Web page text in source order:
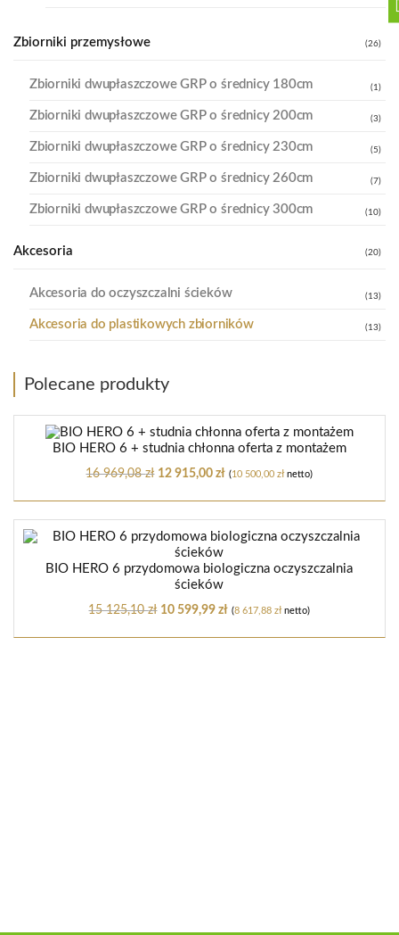
Zbiorniki przemysłowe (26)
Zbiorniki dwupłaszczowe GRP o średnicy 180cm (1)
Zbiorniki dwupłaszczowe GRP o średnicy 200cm (3)
Zbiorniki dwupłaszczowe GRP o średnicy 230cm (5)
Zbiorniki dwupłaszczowe GRP o średnicy 260cm (7)
Zbiorniki dwupłaszczowe GRP o średnicy 300cm (10)
Akcesoria (20)
Akcesoria do oczyszczalni ścieków (13)
Akcesoria do plastikowych zbiorników (13)
Polecane produkty
BIO HERO 6 + studnia chłonna oferta z montażem
16 969,08zł 12 915,00zł (10 500,00złnetto)
BIO HERO 6 przydomowa biologiczna oczyszczalnia
ścieków
15 125,10zł 10 599,99zł (8 617,88złnetto)